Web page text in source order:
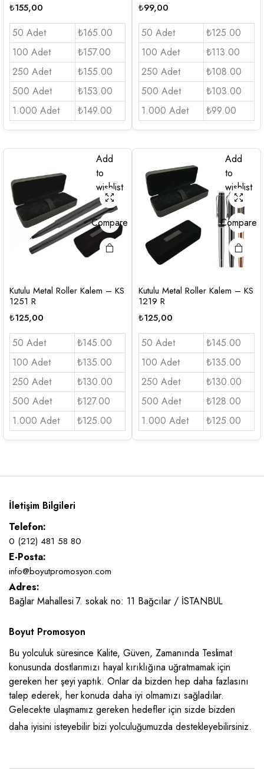
₺155,00
50 Adet
₺165.00
100 Adet
₺157.00
250 Adet
₺155.00
500 Adet
₺153.00
1.000 Adet
₺149.00
₺99,00
50 Adet
₺125.00
100 Adet
₺113.00
250 Adet
₺108.00
500 Adet
₺103.00
1.000 Adet
₺99.00
Add
to
wishlist
Compare
Kutulu Metal Roller Kalem – KS
1251 R
₺125,00
50 Adet
₺145.00
100 Adet
₺135.00
250 Adet
₺130.00
500 Adet
₺127.00
1.000 Adet
₺125.00
Add
to
wishlist
Compare
Kutulu Metal Roller Kalem – KS
1219 R
₺125,00
50 Adet
₺145.00
100 Adet
₺135.00
250 Adet
₺130.00
500 Adet
₺128.00
1.000 Adet
₺125.00
İletişim Bilgileri
Telefon:
0 (212) 481 58 80
E-Posta:
info@boyutpromosyon.com
Adres:
Bağlar Mahallesi 7. sokak no: 11 Bağcılar / İSTANBUL
Boyut Promosyon
Bu yolculuk süresince Kalite, Güven, Zamanında Teslimat
konusunda dostlarımızı hayal kırıklığına uğratmamak için
gereken her şeyi yaptık. Onlar da bizden hep daha fazlasını
talep ederek, her konuda daha iyi olmamızı sağladılar.
Gelecekte ulaşmamız gereken hedefler için sizde bizden
daha iyisini isteyebilir bizi yolculuğumuzda destekleyebilirsiniz.